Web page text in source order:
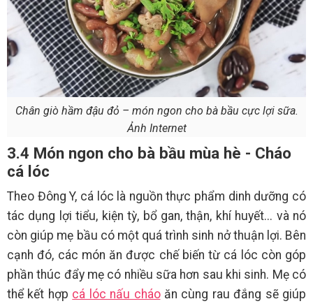
Chân giò hầm đậu đỏ – món ngon cho bà bầu cực lợi sữa.
Ảnh Internet
3.4 Món ngon cho bà bầu mùa hè - Cháo
cá lóc
Theo Đông Y, cá lóc là nguồn thực phẩm dinh dưỡng có
tác dụng lợi tiểu, kiện tỳ, bổ gan, thận, khí huyết... và nó
còn giúp mẹ bầu có một quá trình sinh nở thuận lợi. Bên
cạnh đó, các món ăn được chế biến từ cá lóc còn góp
phần thúc đẩy mẹ có nhiều sữa hơn sau khi sinh. Mẹ có
thể kết hợp cá lóc nấu cháoăn cùng rau đắng sẽ giúp